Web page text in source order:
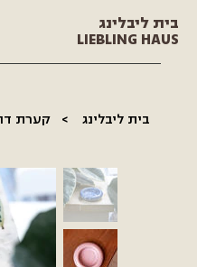
בית ליבלינג
LIEBLING HAUS
בית ליבלינג > קערת